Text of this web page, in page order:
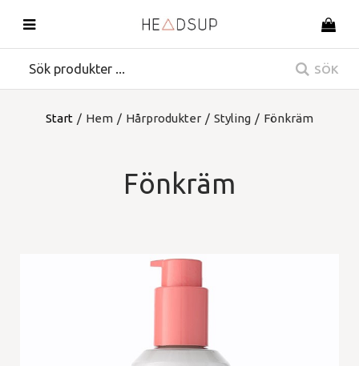
SÖK
Start / Hem / Hårprodukter / Styling / Fönkräm
Fönkräm